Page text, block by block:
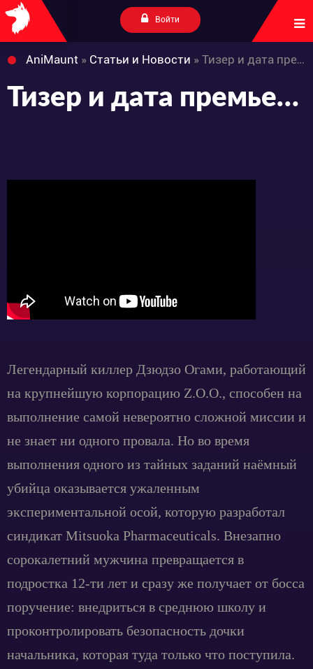
Войти
AniMaunt » Статьи и Новости » Тизер и дата премьеры аниме-сериала «Kill Ao»
Тизер и дата премьеры аниме-сериала «Kill Ao»
Легендарный киллер Дзюдзо Огами, работающий
на крупнейшую корпорацию Z.O.O., способен на
выполнение самой невероятно сложной миссии и
не знает ни одного провала. Но во время
выполнения одного из тайных заданий наёмный
убийца оказывается ужаленным
экспериментальной осой, которую разработал
синдикат Mitsuoka Pharmaceuticals. Внезапно
сорокалетний мужчина превращается в
подростка 12-ти лет и сразу же получает от босса
поручение: внедриться в среднюю школу и
проконтролировать безопасность дочки
начальника, которая туда только что поступила.